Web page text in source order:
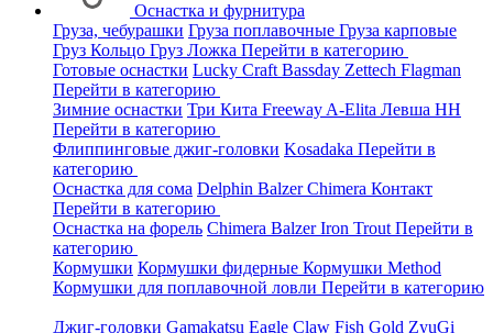
Оснастка и фурнитура
Груза, чебурашки Груза поплавочные Груза карповые
Груз Кольцо Груз Ложка Перейти в категорию
Готовые оснастки Lucky Craft Bassday Zettech Flagman
Перейти в категорию
Зимние оснастки Три Кита Freeway A-Elita Левша НН
Перейти в категорию
Флиппинговые джиг-головки Kosadaka Перейти в
категорию
Оснастка для сома Delphin BalzerChimera Контакт
Перейти в категорию
Оснастка на форель Chimera BalzerIron Trout Перейти в
категорию
Кормушки Кормушки фидерные Кормушки Method
Кормушки для поплавочной ловли Перейти в категорию
Джиг-головки Gamakatsu Eagle Claw Fish Gold ZyuGi